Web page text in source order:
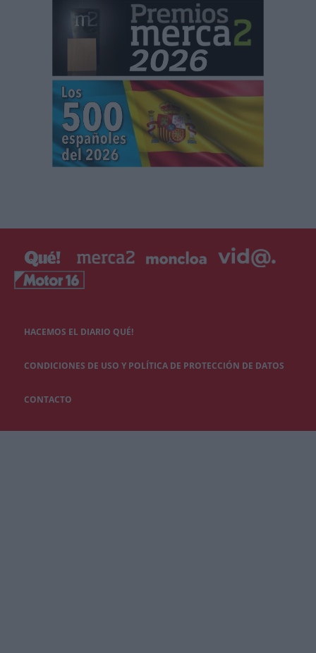
HACEMOS EL DIARIO QUÉ!
CONDICIONES DE USO Y POLÍTICA DE PROTECCIÓN DE DATOS
CONTACTO